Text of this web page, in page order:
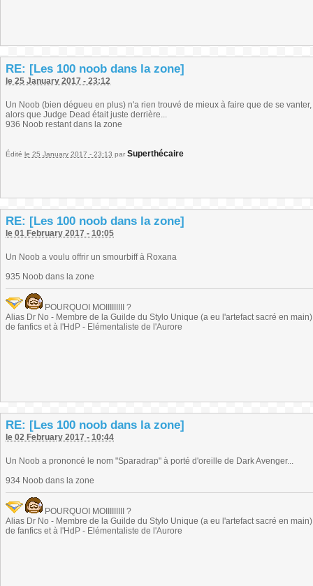
RE: [Les 100 noob dans la zone]
le 25 January 2017 - 23:12
Un Noob (bien dégueu en plus) n'a rien trouvé de mieux à faire que de se
alors que Judge Dead était juste derrière...
936 Noob restant dans la zone
Édité le 25 January 2017 - 23:13 par Superthécaire
RE: [Les 100 noob dans la zone]
le 01 February 2017 - 10:05
Un Noob a voulu offrir un smourbiff à Roxana
935 Noob dans la zone
POURQUOI MOIIIIIIIII ?
Alias Dr No - Membre de la Guilde du Stylo Unique (a eu l'artefact sacré en
de fanfics et à l'HdP - Elémentaliste de l'Aurore
RE: [Les 100 noob dans la zone]
le 02 February 2017 - 10:44
Un Noob a prononcé le nom "Sparadrap" à porté d'oreille de Dark Avenger...
934 Noob dans la zone
POURQUOI MOIIIIIIIII ?
Alias Dr No - Membre de la Guilde du Stylo Unique (a eu l'artefact sacré en
de fanfics et à l'HdP - Elémentaliste de l'Aurore